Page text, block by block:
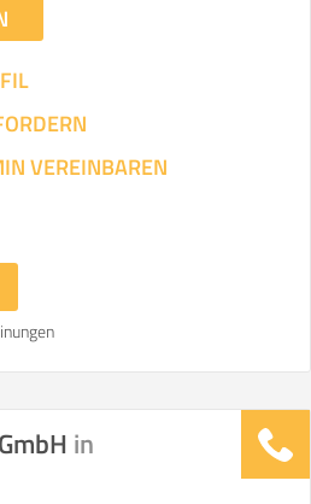
VEREINBAREN
in